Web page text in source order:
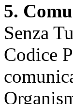
5.
Senza
Codice